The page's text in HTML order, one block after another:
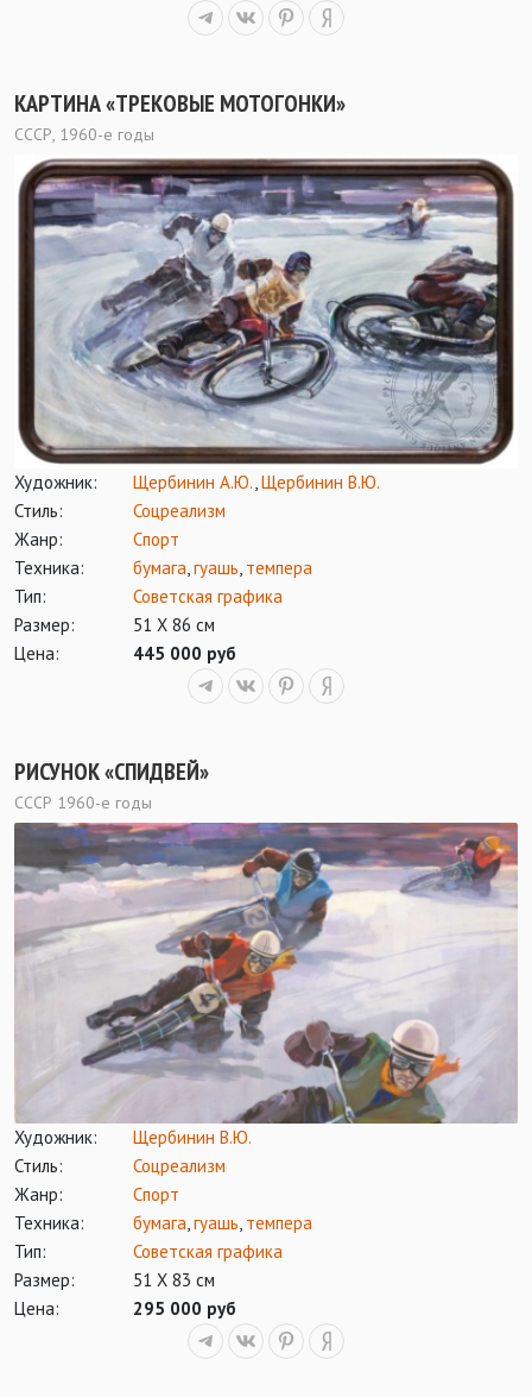
КАРТИНА «ТРЕКОВЫЕ МОТОГОНКИ»
СССР, 1960-е годы
Художник: Щербинин А.Ю.,Щербинин В.Ю.
Стиль:
Соцреализм
Жанр:
Спорт
Техника:
бумага,гуашь, темпера
Тип:
Советская графика
Размер:
51 Х 86 см
Цена:
445 000 руб
РИСУНОК «СПИДВЕЙ»
СССР 1960-е годы
Художник:
Щербинин В.Ю.
Стиль:
Соцреализм
Жанр:
Спорт
Техника:
бумага,гуашь, темпера
Тип:
Советская графика
Размер:
51 Х 83 см
Цена:
295 000 руб